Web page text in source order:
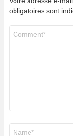
obligatoires sont